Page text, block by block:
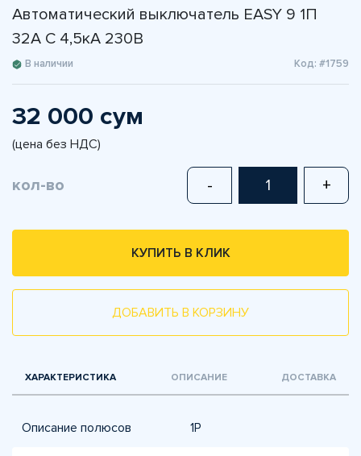
Автоматический выключатель EASY 9 1П
32А С 4,5кА 230В
В наличии Код: #1759
32 000 сум
(цена без НДС)
кол-во - +
КУПИТЬ В КЛИК
ДОБАВИТЬ В КОРЗИНУ
ХАРАКТЕРИСТИКА ОПИСАНИЕ ДОСТАВКА
Описание полюсов 1P